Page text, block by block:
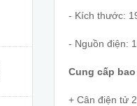
- Kích thước:
- Nguồn điện:
Cung cấp
+ Cân điện tử